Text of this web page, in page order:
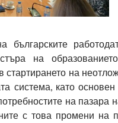
българските
на
стартирането на
система, като
на пазара
с това промени на